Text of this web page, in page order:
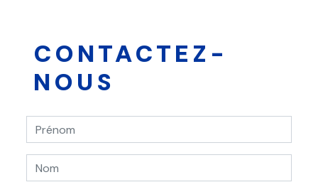
CONTACTEZ-
NOUS